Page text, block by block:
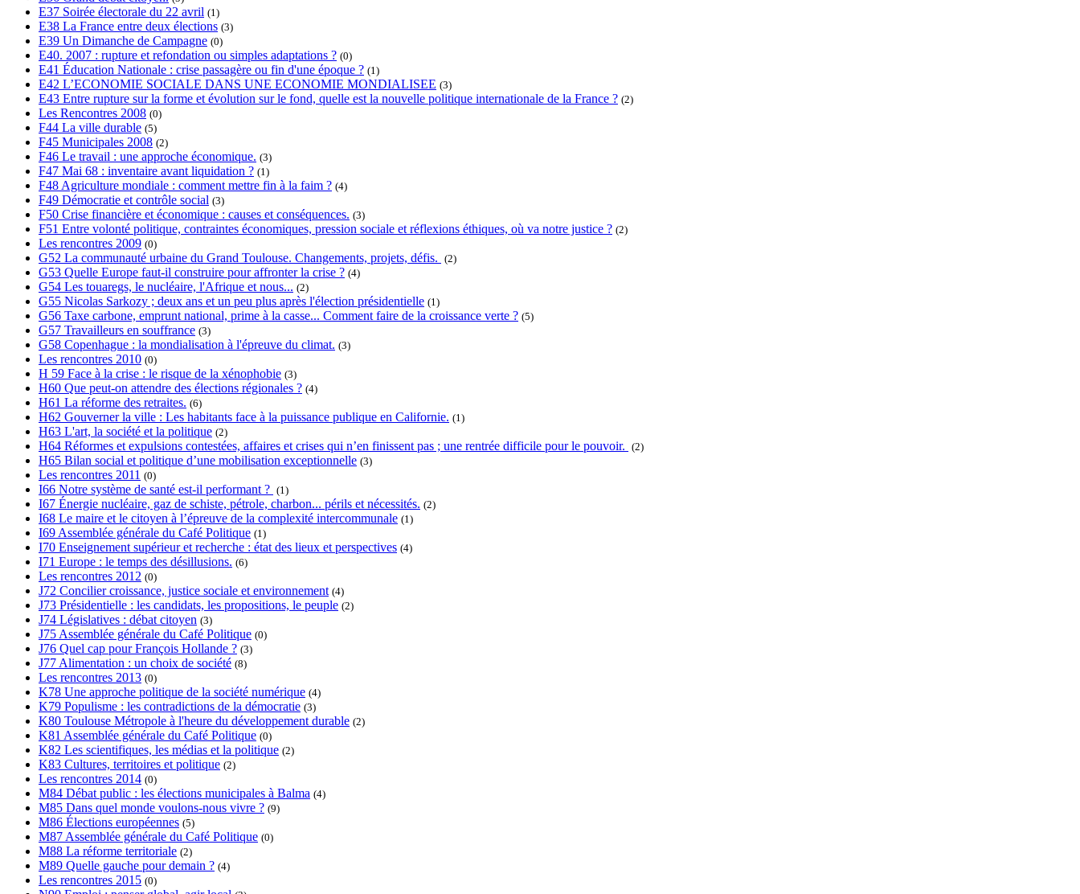
E37 Soirée électorale du 22 avril (1)
E38 La France entre deux élections (3)
E39 Un Dimanche de Campagne (0)
E40. 2007 : rupture et refondation ou simples adaptations ? (0)
E41 Éducation Nationale : crise passagère ou fin d'une époque ? (1)
E42 L’ECONOMIE SOCIALE DANS UNE ECONOMIE MONDIALISEE (3)
E43 Entre rupture sur la forme et évolution sur le fond, quelle est la nouvelle politique internationale de la France ? (2)
Les Rencontres 2008 (0)
F44 La ville durable (5)
F45 Municipales 2008 (2)
F46 Le travail : une approche économique. (3)
F47 Mai 68 : inventaire avant liquidation ? (1)
F48 Agriculture mondiale : comment mettre fin à la faim ? (4)
F49 Démocratie et contrôle social (3)
F50 Crise financière et économique : causes et conséquences. (3)
F51 Entre volonté politique, contraintes économiques, pression sociale et réflexions éthiques, où va notre justice ? (2)
Les rencontres 2009 (0)
G52 La communauté urbaine du Grand Toulouse. Changements, projets, défis. (2)
G53 Quelle Europe faut-il construire pour affronter la crise ? (4)
G54 Les touaregs, le nucléaire, l'Afrique et nous... (2)
G55 Nicolas Sarkozy ; deux ans et un peu plus après l'élection présidentielle (1)
G56 Taxe carbone, emprunt national, prime à la casse... Comment faire de la croissance verte ? (5)
G57 Travailleurs en souffrance (3)
G58 Copenhague : la mondialisation à l'épreuve du climat. (3)
Les rencontres 2010 (0)
H 59 Face à la crise : le risque de la xénophobie (3)
H60 Que peut-on attendre des élections régionales ? (4)
H61 La réforme des retraites. (6)
H62 Gouverner la ville : Les habitants face à la puissance publique en Californie. (1)
H63 L'art, la société et la politique (2)
H64 Réformes et expulsions contestées, affaires et crises qui n’en finissent pas ; une rentrée difficile pour le pouvoir. (2)
H65 Bilan social et politique d’une mobilisation exceptionnelle (3)
Les rencontres 2011 (0)
I66 Notre système de santé est-il performant ? (1)
I67 Énergie nucléaire, gaz de schiste, pétrole, charbon... périls et nécessités. (2)
I68 Le maire et le citoyen à l’épreuve de la complexité intercommunale (1)
I69 Assemblée générale du Café Politique (1)
I70 Enseignement supérieur et recherche : état des lieux et perspectives (4)
I71 Europe : le temps des désillusions. (6)
Les rencontres 2012 (0)
J72 Concilier croissance, justice sociale et environnement (4)
J73 Présidentielle : les candidats, les propositions, le peuple (2)
J74 Législatives : débat citoyen (3)
J75 Assemblée générale du Café Politique (0)
J76 Quel cap pour François Hollande ? (3)
J77 Alimentation : un choix de société (8)
Les rencontres 2013 (0)
K78 Une approche politique de la société numérique (4)
K79 Populisme : les contradictions de la démocratie (3)
K80 Toulouse Métropole à l'heure du développement durable (2)
K81 Assemblée générale du Café Politique (0)
K82 Les scientifiques, les médias et la politique (2)
K83 Cultures, territoires et politique (2)
Les rencontres 2014 (0)
M84 Débat public : les élections municipales à Balma (4)
M85 Dans quel monde voulons-nous vivre ? (9)
M86 Élections européennes (5)
M87 Assemblée générale du Café Politique (0)
M88 La réforme territoriale (2)
M89 Quelle gauche pour demain ? (4)
Les rencontres 2015 (0)